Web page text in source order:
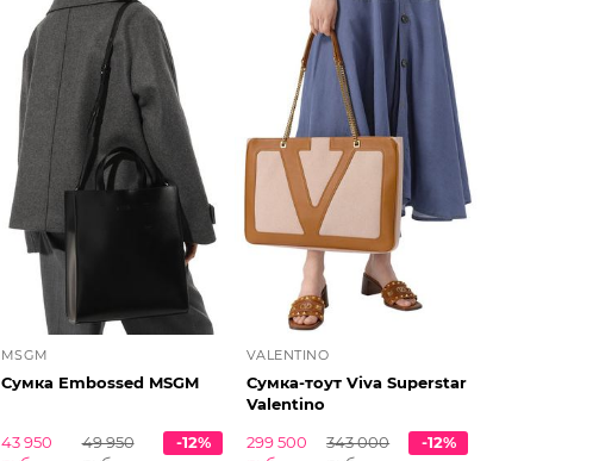
MSGM
Сумка Embossed MSGM
43 950
49 950
-12%
VALENTINO
Сумка-тоут Viva Superstar
Valentino
299 500
343 000
-12%